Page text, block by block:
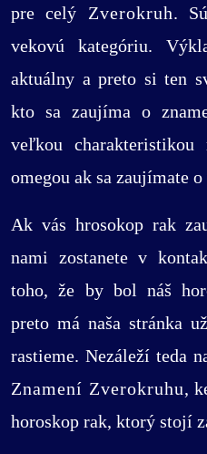
pre celý Zverokruh.
vekovú kategóriu.
aktuálny a preto si ten
kto sa zaujíma o
veľkou
omegou ak sa zaujímate
Ak vás hrosokop rak
nami zostanete v
toho, že by bol náš
preto má naša stránka
rastieme. Nezáleží teda
Znamení Zverokruhu,
horoskop rak, ktorý stojí